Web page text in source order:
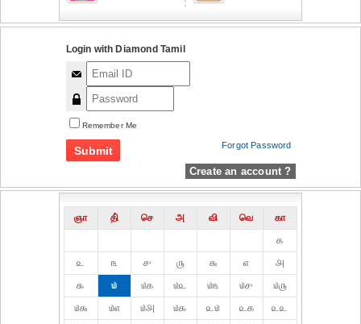
Login with Diamond Tamil
Remember Me
Forgot Password
Create an account ?
ஞா தி் செ அ வி வெ
கா
௧
௨
௩ ௪ ௫ ௬ ௭
௮
௯
௰ ௰௧ ௰௨ ௰௩ ௰௪
௰௫
௰௬
௰௭ ௰௮ ௰௯ ௨௰ ௨௧
௨௨